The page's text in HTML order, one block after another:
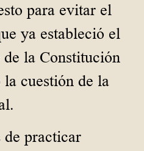
para evitar el
ya estableció el
la Constitución
la cuestión de la
de practicar